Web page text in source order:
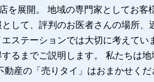
を展開。 地域の専門家としてお
して、評判のお医者さんの場所
ステーションでは大切に考えて
るまでご説明します。 私たちは
産の「売りタイ」はおまかせく